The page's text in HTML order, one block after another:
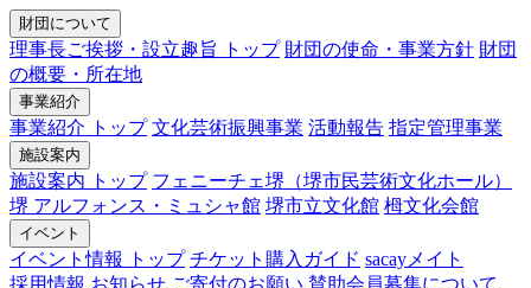
財団について
理事長ご挨拶・設立趣旨 トップ 財団の使命・事業方針 財団
の概要・所在地
事業紹介
事業紹介 トップ 文化芸術振興事業 活動報告 指定管理事業
施設案内
施設案内 トップ フェニーチェ堺（堺市民芸術文化ホール）
堺 アルフォンス・ミュシャ館 堺市立文化館 栂文化会館
イベント
イベント情報 トップ チケット購入ガイド sacayメイト
採用情報 お知らせ ご寄付のお願い 賛助会員募集について